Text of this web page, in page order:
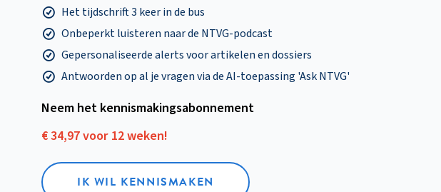
Het tijdschrift 3 keer in de bus
Onbeperkt luisteren naar de NTVG-podcast
Gepersonaliseerde alerts voor artikelen en dossiers
Antwoorden op al je vragen via de AI-toepassing 'Ask NTVG'
Neem het kennismakings­abonnement
€ 34,97 voor 12 weken!
IK WIL KENNISMAKEN